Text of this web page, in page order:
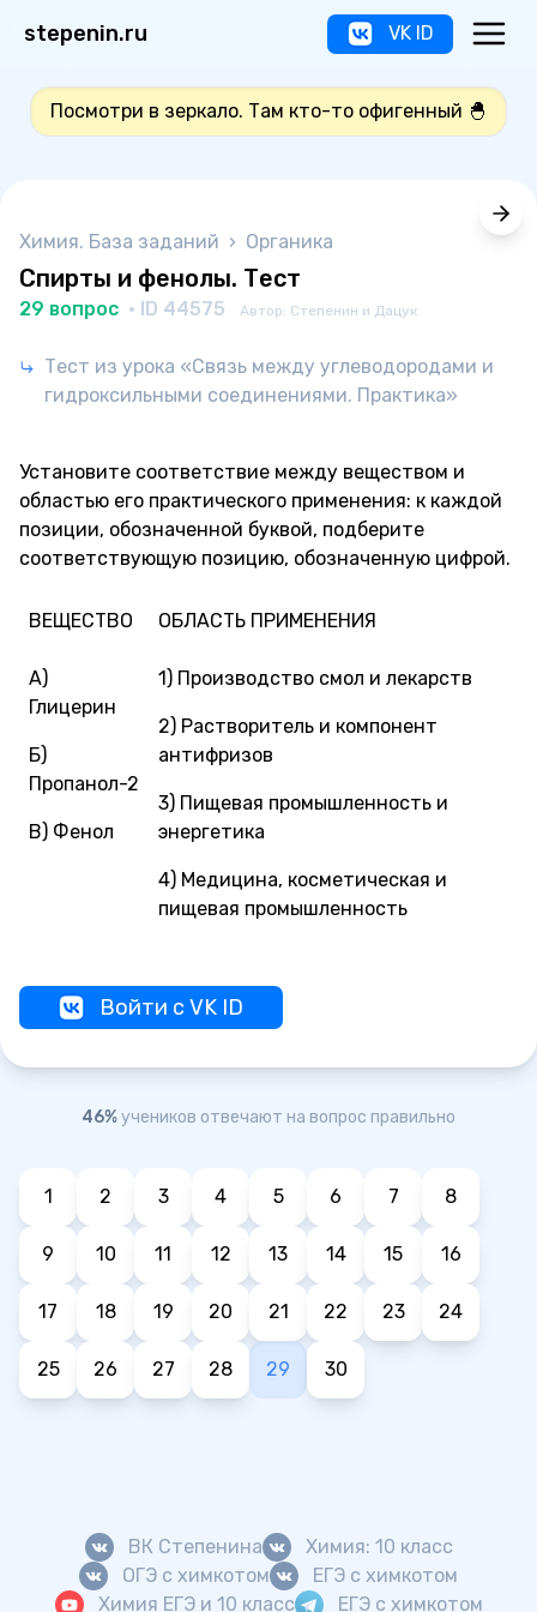
stepenin.ru VK ID
Посмотри в зеркало. Там кто-то офигенный 🐣
Химия. База заданий › Органика
Спирты и фенолы. Тест
29 вопрос · ID 44575 Автор: Степенин и Дацук
Тест из урока «Связь между углеводородами и
гидроксильными соединениями. Практика»
Установите соответствие между веществом и
областью его практического применения: к каждой
позиции, обозначенной буквой, подберите
соответствующую позицию, обозначенную цифрой.
ВЕЩЕСТВО ОБЛАСТЬ ПРИМЕНЕНИЯ
А)
Глицерин
Б)
Пропанол-2
В) Фенол
1) Производство смол и лекарств
2) Растворитель и компонент
антифризов
3) Пищевая промышленность и
энергетика
4) Медицина, косметическая и
пищевая промышленность
Войти с VK ID
46%учеников отвечают на вопрос правильно
1 2 3 4 5 6 7 8
9 10 11 12 13 14 15 16
17 18 19 20 21 22 23 24
25 26 27 28 29 30
ВК Степенина
Химия: 10 класс
ОГЭ с химкотом
ЕГЭ с химкотом
Химия ЕГЭ и 10 класс
ЕГЭ с химкотом